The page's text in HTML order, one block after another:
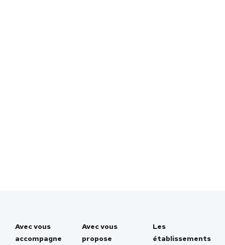
Avec vous
accompagne
Avec vous
propose
Les
établissements